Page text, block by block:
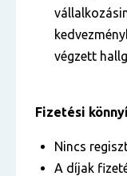
végzett
Fizetési
Nincs
A díjak